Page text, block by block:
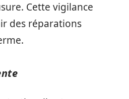
Cette vigilance
des réparations